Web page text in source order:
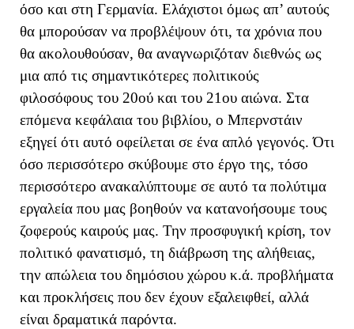
όσο και στη Γερμανία. Ελάχιστοι όμως απ’ αυτούς
θα μπορούσαν να προβλέψουν ότι, τα χρόνια που
θα ακολουθούσαν, θα αναγνωριζόταν διεθνώς ως
μια από τις σημαντικότερες πολιτικούς
φιλοσόφους του 20ού και του 21ου αιώνα. Στα
επόμενα κεφάλαια του βιβλίου, ο Μπερνστάιν
εξηγεί ότι αυτό οφείλεται σε ένα απλό γεγονός. Ότι
όσο περισσότερο σκύβουμε στο έργο της, τόσο
περισσότερο ανακαλύπτουμε σε αυτό τα πολύτιμα
εργαλεία που μας βοηθούν να κατανοήσουμε τους
ζοφερούς καιρούς μας. Την προσφυγική κρίση, τον
πολιτικό φανατισμό, τη διάβρωση της αλήθειας,
την απώλεια του δημόσιου χώρου κ.ά. προβλήματα
και προκλήσεις που δεν έχουν εξαλειφθεί, αλλά
είναι δραματικά παρόντα.